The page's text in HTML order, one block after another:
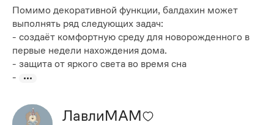
Помимо деко​ративной функции, балдахин может
выполнять ряд следующих задач:
- создаёт комфортную среду для новорожденного в
первые недели нахождения дома.
- защита от яркого света во время сна
-
ЛавлиМАМ